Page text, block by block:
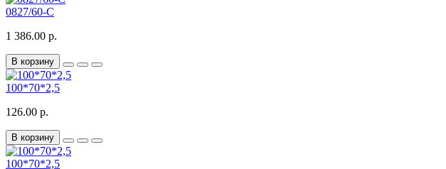
0827/60-C
1 386.00 р.
В корзину
100*70*2,5
126.00 р.
В корзину
100*70*2,5